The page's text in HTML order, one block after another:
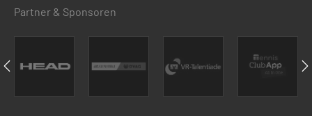
Partner & Sponsoren